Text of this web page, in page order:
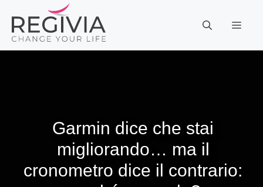
contenuto
Garmin dice che stai
migliorando… ma il
cronometro dice il contrario: